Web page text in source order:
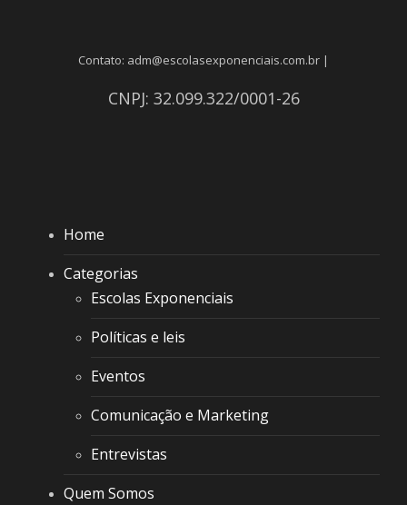
Contato: adm@escolasexponenciais.com.br |
CNPJ: 32.099.322/0001-26
Home
Categorias
Escolas Exponenciais
Políticas e leis
Eventos
Comunicação e Marketing
Entrevistas
Quem Somos